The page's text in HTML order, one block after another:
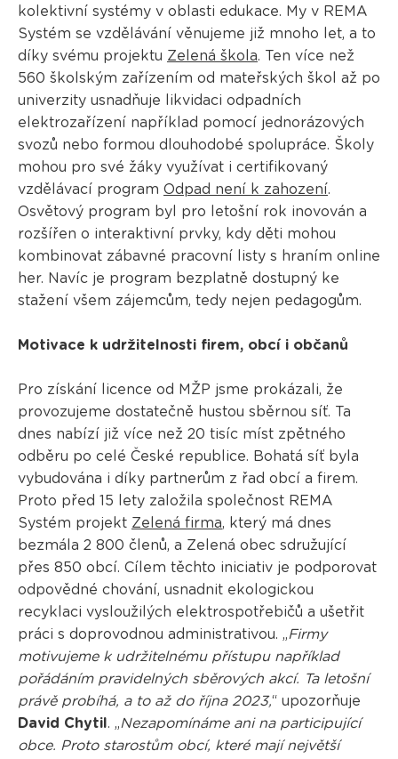
kolektivní systémy v oblasti edukace. My v REMA
Systém se vzdělávání věnujeme již mnoho let, a to
díky svému projektu Zelená škola. Ten více než
560 školským zařízením od mateřských škol až po
univerzity usnadňuje likvidaci odpadních
elektrozařízení například pomocí jednorázových
svozů nebo formou dlouhodobé spolupráce. Školy
mohou pro své žáky využívat i certifikovaný
vzdělávací program Odpad není k zahození.
Osvětový program byl pro letošní rok inovován a
rozšířen o interaktivní prvky, kdy děti mohou
kombinovat zábavné pracovní listy s hraním online
her. Navíc je program bezplatně dostupný ke
stažení všem zájemcům, tedy nejen pedagogům.
Motivace k udržitelnosti firem, obcí i občanů
Pro získání licence od MŽP jsme prokázali, že
provozujeme dostatečně hustou sběrnou síť. Ta
dnes nabízí již více než 20 tisíc míst zpětného
odběru po celé České republice. Bohatá síť byla
vybudována i díky partnerům z řad obcí a firem.
Proto před 15 lety založila společnost REMA
Systém projekt Zelená firma, který má dnes
bezmála 2 800 členů, a Zelená obec sdružující
přes 850 obcí. Cílem těchto iniciativ je podporovat
odpovědné chování, usnadnit ekologickou
recyklaci vysloužilých elektrospotřebičů a ušetřit
práci s doprovodnou administrativou. „Firmy
motivujeme k udržitelnému přístupu například
pořádáním pravidelných sběrových akcí. Ta letošní
právě probíhá, a to až do října 2023,“ upozorňuje
David Chytil . „Nezapomínáme ani na participující
obce. Proto starostům obcí, které mají největší